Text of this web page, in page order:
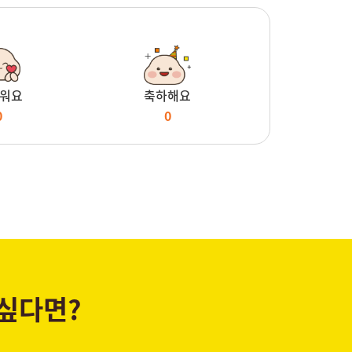
요
축하해요
0
다면?